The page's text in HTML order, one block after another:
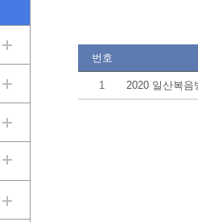
번호
1 2020 일산복